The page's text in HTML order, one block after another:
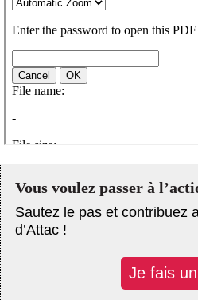
Vous voulez passer à
Sautez le pas et contribuez
d’Attac !
Je fais